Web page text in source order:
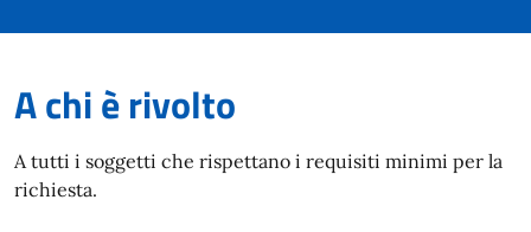
A chi è rivolto
A tutti i soggetti che rispettano i requisiti minimi per la
richiesta.